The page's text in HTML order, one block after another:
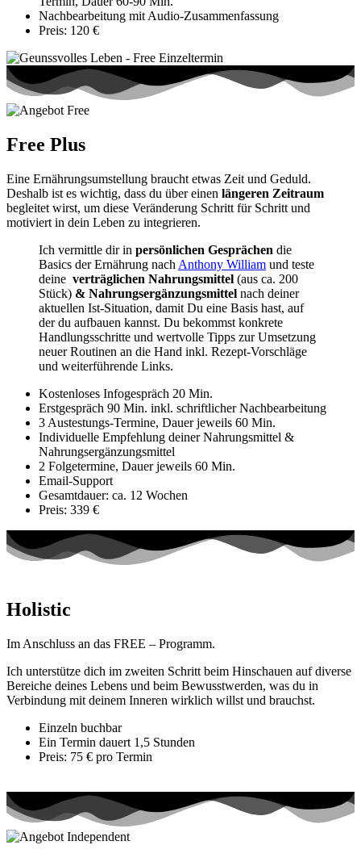
Nachbearbeitung mit Audio-Zusammenfassung
Preis: 120 €
Free Plus
Eine Ernährungsumstellung braucht etwas Zeit und Geduld.
Deshalb ist es wichtig, dass du über einen längeren Zeitraum
begleitet wirst, um diese Veränderung Schritt für Schritt und
motiviert in dein Leben zu integrieren.
Ich vermittle dir in persönlichen Gesprächen die
Basics der Ernährung nach Anthony William und teste
deine verträglichen Nahrungsmittel (aus ca. 200
Stück) & Nahrungsergänzungsmittel nach deiner
aktuellen Ist-Situation, damit Du eine Basis hast, auf
der du aufbauen kannst. Du bekommst konkrete
Handlungsschritte und wertvolle Tipps zur Umsetzung
neuer Routinen an die Hand inkl. Rezept-Vorschläge
und weiterführende Links.
Kostenloses Infogespräch 20 Min.
Erstgespräch 90 Min. inkl. schriftlicher Nachbearbeitung
3 Austestungs-Termine, Dauer jeweils 60 Min.
Individuelle Empfehlung deiner Nahrungsmittel &
Nahrungsergänzungsmittel
2 Folgetermine, Dauer jeweils 60 Min.
Email-Support
Gesamtdauer: ca. 12 Wochen
Preis: 339 €
Holistic
Im Anschluss an das FREE – Programm.
Ich unterstütze dich im zweiten Schritt beim Hinschauen auf diverse
Bereiche deines Lebens und beim Bewusstwerden, was du in
Verbindung mit deinem Inneren wirklich willst und brauchst.
Einzeln buchbar
Ein Termin dauert 1,5 Stunden
Preis: 75 € pro Termin